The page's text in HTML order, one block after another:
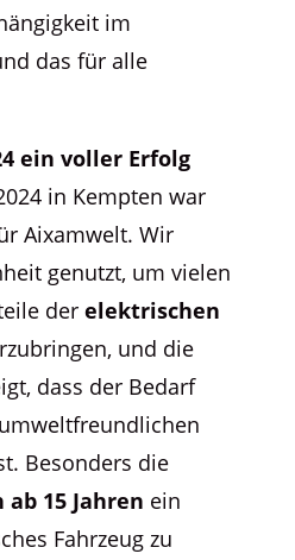
im
das für alle
ein voller Erfolg
in Kempten war
Aixamwelt. Wir
genutzt, um vielen
der elektrischen
und die
dass der Bedarf
Besonders die
ab 15 Jahren ein
Fahrzeug zu